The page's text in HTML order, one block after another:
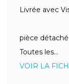
Livrée avec
pièce
Toutes les...
VOIR LA